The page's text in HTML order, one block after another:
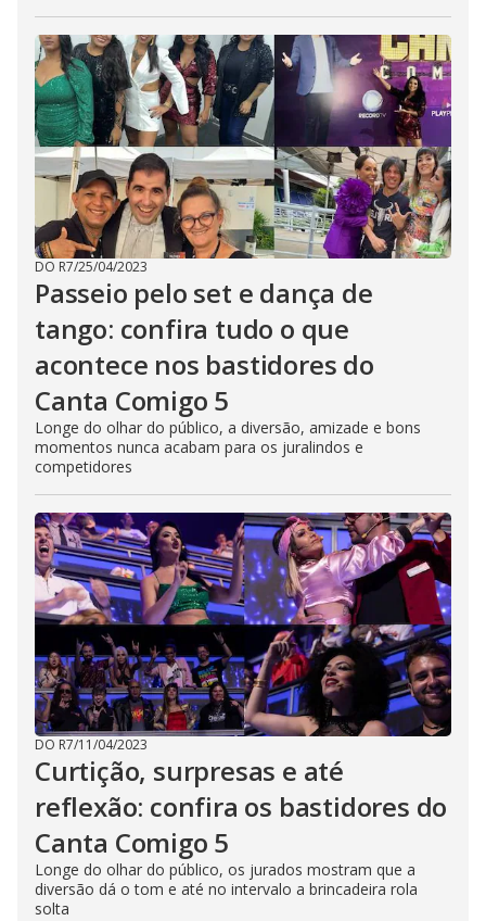
DO R7/25/04/2023
Passeio pelo set e dança de
tango: confira tudo o que
acontece nos bastidores do
Canta Comigo 5
Longe do olhar do público, a diversão, amizade e bons
momentos nunca acabam para os juralindos e
competidores
DO R7/11/04/2023
Curtição, surpresas e até
reflexão: confira os bastidores do
Canta Comigo 5
Longe do olhar do público, os jurados mostram que a
diversão dá o tom e até no intervalo a brincadeira rola
solta